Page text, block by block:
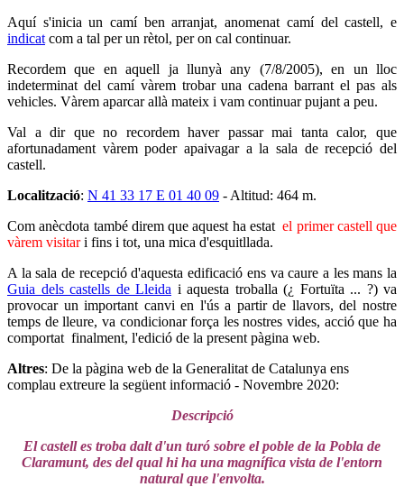
Aquí s'inicia un camí ben arranjat, anomenat camí del castell, e
indicat com a tal per un rètol, per on cal continuar.
Recordem que en aquell ja llunyà any (7/8/2005), en un lloc
indeterminat del camí vàrem trobar una cadena barrant el pas als
vehicles. Vàrem aparcar allà mateix i vam continuar pujant a peu.
Val a dir que no recordem haver passar mai tanta calor, que
afortunadament vàrem poder apaivagar a la sala de recepció del
castell.
Localització: N 41 33 17 E 01 40 09 - Altitud: 464 m.
Com anècdota també direm que aquest ha estatel primer castell que
vàrem visitari fins i tot, una mica d'esquitllada.
A la sala de recepció d'aquesta edificació ens va caure a les mans la
Guia dels castells de Lleida i aquesta troballa (¿ Fortuïta ... ?) va
provocar un important canvi en l'ús a partir de llavors, del nostre
temps de lleure, va condicionar força les nostres vides, acció que ha
comportat finalment, l'edició de la present pàgina web.
Altres: De la pàgina web de la Generalitat de Catalunya ens
complau extreure la següent informació - Novembre 2020:
Descripció
El castell es troba dalt d'un turó sobre el poble de la Pobla de
Claramunt, des del qual hi ha una magnífica vista de l'entorn
natural que l'envolta.